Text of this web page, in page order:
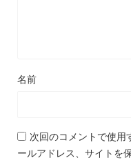
名前
次回のコメントで使用
ールアドレス、サイトを